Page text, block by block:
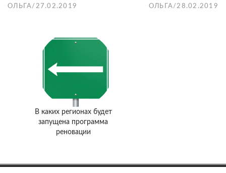
ОЛЬГА / 28.02.2019
ОЛЬГА / 27.02.2019
В каких регионах будет
запущена программа
реновации